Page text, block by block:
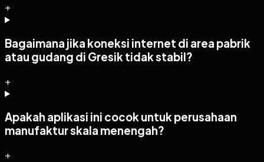
+
Bagaimana jika koneksi internet di area pabrik
atau gudang di Gresik tidak stabil?
+
Apakah aplikasi ini cocok untuk perusahaan
manufaktur skala menengah?
+